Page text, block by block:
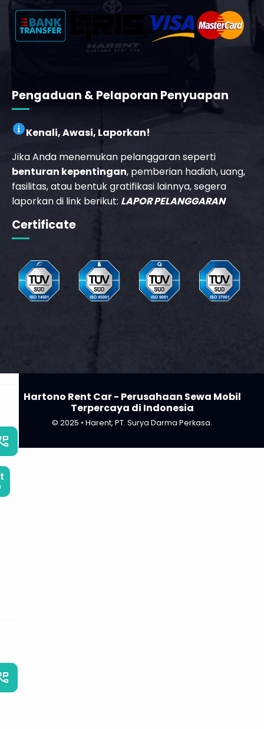
Kenali, Awasi, Laporkan!
Jika Anda menemukan pelanggaran seperti
benturan kepentingan, pemberian hadiah, uang,
fasilitas, atau bentuk gratifikasi lainnya, segera
laporkan di link berikut: LAPOR PELANGGARAN
Certificate
Terpercaya di Indonesia